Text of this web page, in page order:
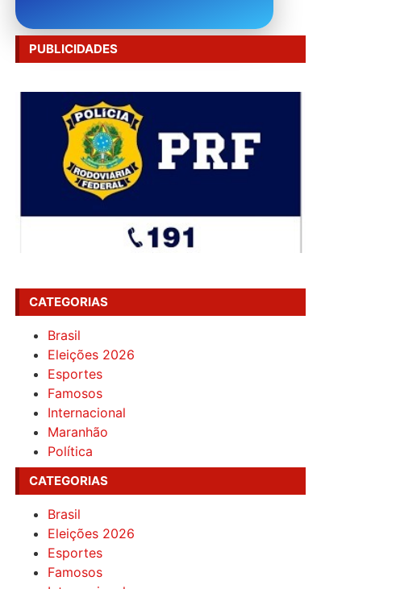
PUBLICIDADES
CATEGORIAS
Brasil
Eleições 2026
Esportes
Famosos
Internacional
Maranhão
Política
CATEGORIAS
Brasil
Eleições 2026
Esportes
Famosos